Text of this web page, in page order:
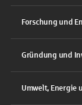
Forschung und
Gründung und
Umwelt, Energie